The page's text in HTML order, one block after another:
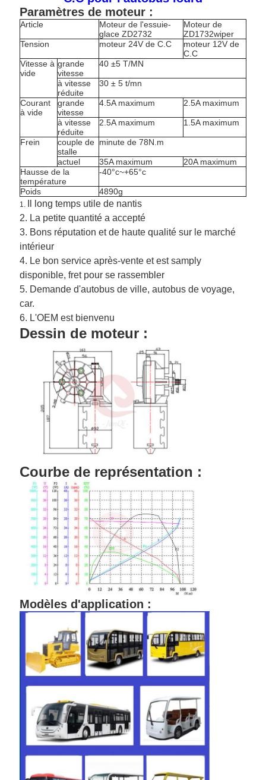
Paramètres de moteur :
Article
Moteur de l'essuie-
glace ZD2732
Moteur de
ZD1732wiper
Tension
moteur 24V de C.C
moteur 12V de
C.C
Vitesse à
vide
grande
vitesse
40 ±5 T/MN
à vitesse
réduite
30 ± 5 t/mn
Courant
à vide
grande
vitesse
4.5A maximum 2.5A maximum
à vitesse
réduite
2.5A maximum 1.5A maximum
Frein
couple de
stalle
minute de 78N.m
actuel 35A maximum
20A maximum
Hausse de la
température
-40°c~+65°c
Poids 4890g
1.
Il long temps utile de nantis
2. La petite quantité a accepté
3. Bons réputation et de haute qualité sur le marché
intérieur
4. Le bon service après-vente et est samply
disponible, fret pour se rassembler
5. Demande d'autobus de ville, autobus de voyage,
car.
6. L'OEM est bienvenu
Dessin de moteur :
Courbe de représentation :
Modèles d'application :